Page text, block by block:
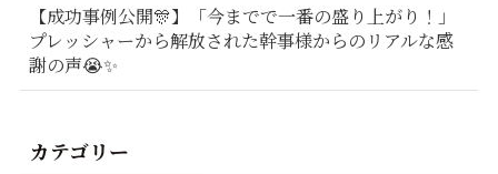
【成功事例公開🎊】「今までで一番の盛り上がり！」
プレッシャーから解放された幹事様からのリアルな感
謝の声😭✨
カテゴリー